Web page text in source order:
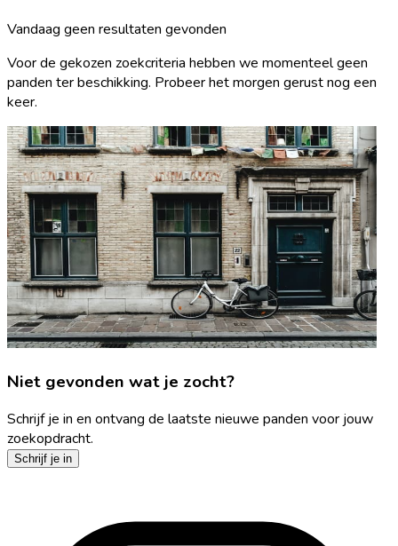
Vandaag geen resultaten gevonden
Voor de gekozen zoekcriteria hebben we momenteel geen
panden ter beschikking. Probeer het morgen gerust nog een
keer.
Niet gevonden wat je zocht?
Schrijf je in en ontvang de laatste nieuwe panden voor jouw
zoekopdracht.
Schrijf je in